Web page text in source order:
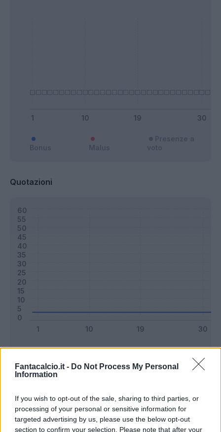
Fantacalcio.it - Do Not Process My Personal
Information
If you wish to opt-out of the sale, sharing to third parties, or
processing of your personal or sensitive information for
targeted advertising by us, please use the below opt-out
section to confirm your selection. Please note that after your
Quotazioni
Classic Mantra
Titolare 0 - 0
Entrato 0 - 0 %